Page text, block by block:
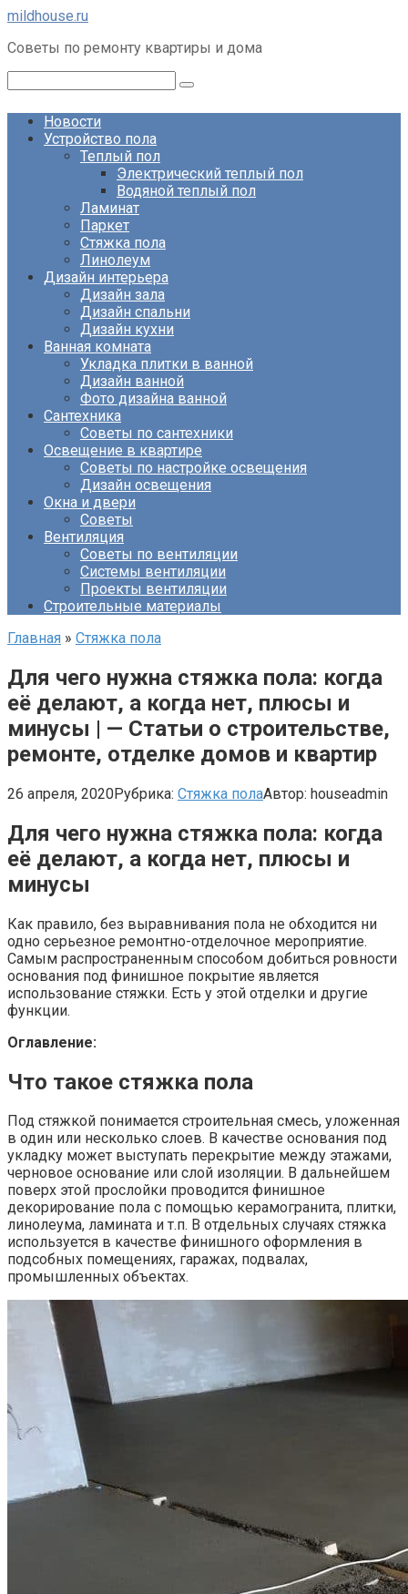
Перейти
контенту
mildhouse.ru
Советы по ремонту квартиры и дома
Новости
Устройство пола
Теплый пол
Электрический теплый пол
Водяной теплый пол
Ламинат
Паркет
Стяжка пола
Линолеум
Дизайн интерьера
Дизайн зала
Дизайн спальни
Дизайн кухни
Ванная комната
Укладка плитки в ванной
Дизайн ванной
Фото дизайна ванной
Сантехника
Советы по сантехники
Освещение в квартире
Советы по настройке освещения
Дизайн освещения
Окна и двери
Советы
Вентиляция
Советы по вентиляции
Системы вентиляции
Проекты вентиляции
Строительные материалы
Главная » Стяжка пола
Для чего нужна стяжка пола: когда
её делают, а когда нет, плюсы и
минусы | — Статьи о строительстве,
ремонте, отделке домов и квартир
26 апреля, 2020Рубрика: Стяжка полаАвтор: houseadmin
Для чего нужна стяжка пола: когда
её делают, а когда нет, плюсы и
минусы
Как правило, без выравнивания пола не обходится ни
одно серьезное ремонтно-отделочное мероприятие.
Самым распространенным способом добиться ровности
основания под финишное покрытие является
использование стяжки. Есть у этой отделки и другие
функции.
Оглавление:
Что такое стяжка пола
Под стяжкой понимается строительная смесь, уложенная
в один или несколько слоев. В качестве основания под
укладку может выступать перекрытие между этажами,
черновое основание или слой изоляции. В дальнейшем
поверх этой прослойки проводится финишное
декорирование пола с помощью керамогранита, плитки,
линолеума, ламината и т.п. В отдельных случаях стяжка
используется в качестве финишного оформления в
подсобных помещениях, гаражах, подвалах,
промышленных объектах.